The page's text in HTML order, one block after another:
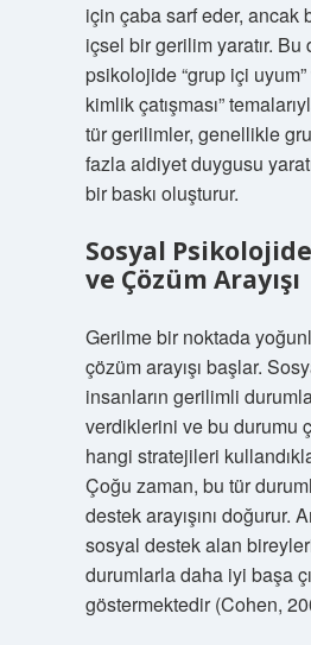
için çaba sarf eder, ancak
içsel bir gerilim yaratır. Bu
psikolojide “grup içi
kimlik çatışması”
tür gerilimler, genellikle
fazla aidiyet duygusu
bir baskı oluşturur.
Sosyal
ve Çözüm Arayışı
Gerilme bir noktada
çözüm arayışı başlar.
insanların gerilimli
verdiklerini ve bu durumu
hangi stratejileri
Çoğu zaman, bu tür
destek arayışını doğurur.
sosyal destek alan
durumlarla daha iyi başa
göstermektedir (Cohen,